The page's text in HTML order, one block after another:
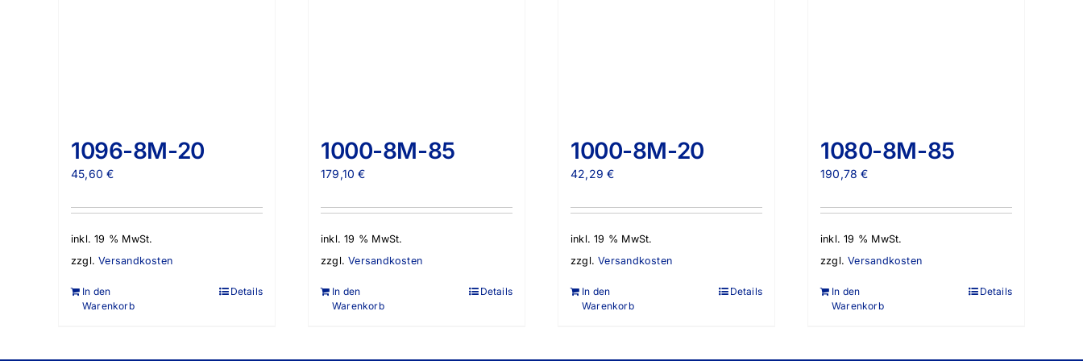
1096-8M-20
45,60€
inkl. 19 % MwSt.
zzgl.Versandkosten
In den
Warenkorb
Details
1000-8M-85
179,10€
inkl. 19 % MwSt.
zzgl.Versandkosten
In den
Warenkorb
Details
1000-8M-20
42,29€
inkl. 19 % MwSt.
zzgl.Versandkosten
In den
Warenkorb
Details
1080-8M-85
190,78€
inkl. 19 % MwSt.
zzgl.Versandkosten
In den
Warenkorb
Details